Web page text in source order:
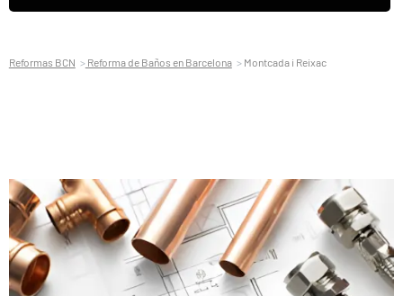
Reformas BCN Reforma de Baños en Barcelona Montcada i Reixac